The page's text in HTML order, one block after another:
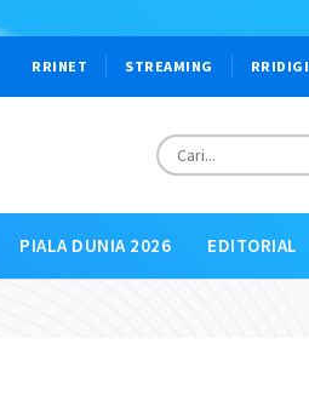
RRINET STREAMING
PIALA DUNIA 2026 EDITORIAL